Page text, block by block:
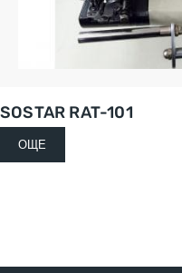
SOSTAR RAT-101
ОЩЕ